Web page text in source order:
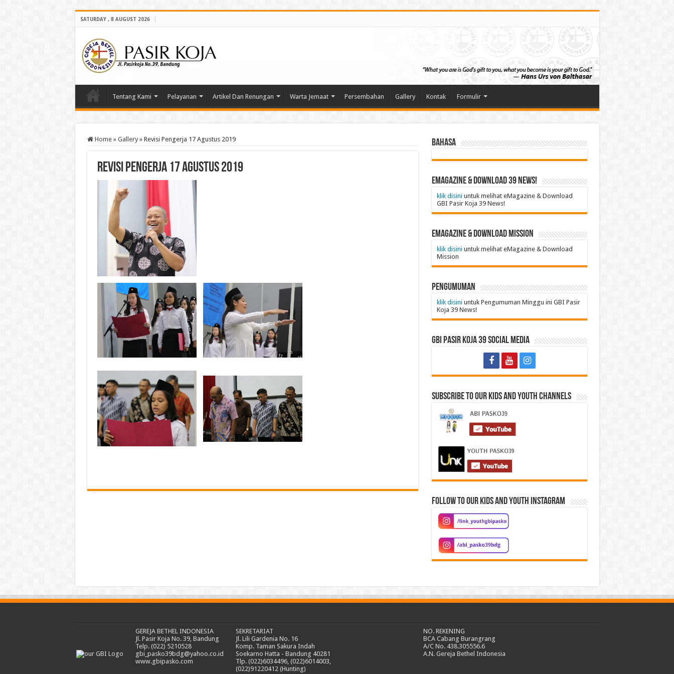
SATURDAY , 8 AUGUST 2026
Tentang Kami Pelayanan Artikel Dan Renungan Warta Jemaat Persembahan Gallery Kontak Formulir
Home » Gallery » Revisi Pengerja 17 Agustus 2019
Revisi Pengerja 17 Agustus 2019
Bahasa
emagazine & Download 39 News!
klik disini untuk melihat eMagazine & Download
GBI Pasir Koja 39 News!
emagazine & Download Mission
klik disini untuk melihat eMagazine & Download
Mission
Pengumuman
klik disini untuk Pengumuman Minggu ini GBI Pasir
Koja 39 News!
GBI Pasir Koja 39 Social Media
Subscribe to Our Kids and Youth Channels
Follow to our Kids and Youth Instagram
GEREJA BETHEL INDONESIA
Jl. Pasir Koja No. 39, Bandung
Telp. (022) 5210528
gbi_pasko39bdg@yahoo.co.id
www.gbipasko.com
SEKRETARIAT
Jl. Lili Gardenia No. 16
Komp. Taman Sakura Indah
Soekarno Hatta - Bandung 40281
Tlp. (022)6034496, (022)6014003,
(022)91220412 (Hunting)
NO. REKENING
BCA Cabang Burangrang
A/C No. 438.305556.6
A.N. Gereja Bethel Indonesia